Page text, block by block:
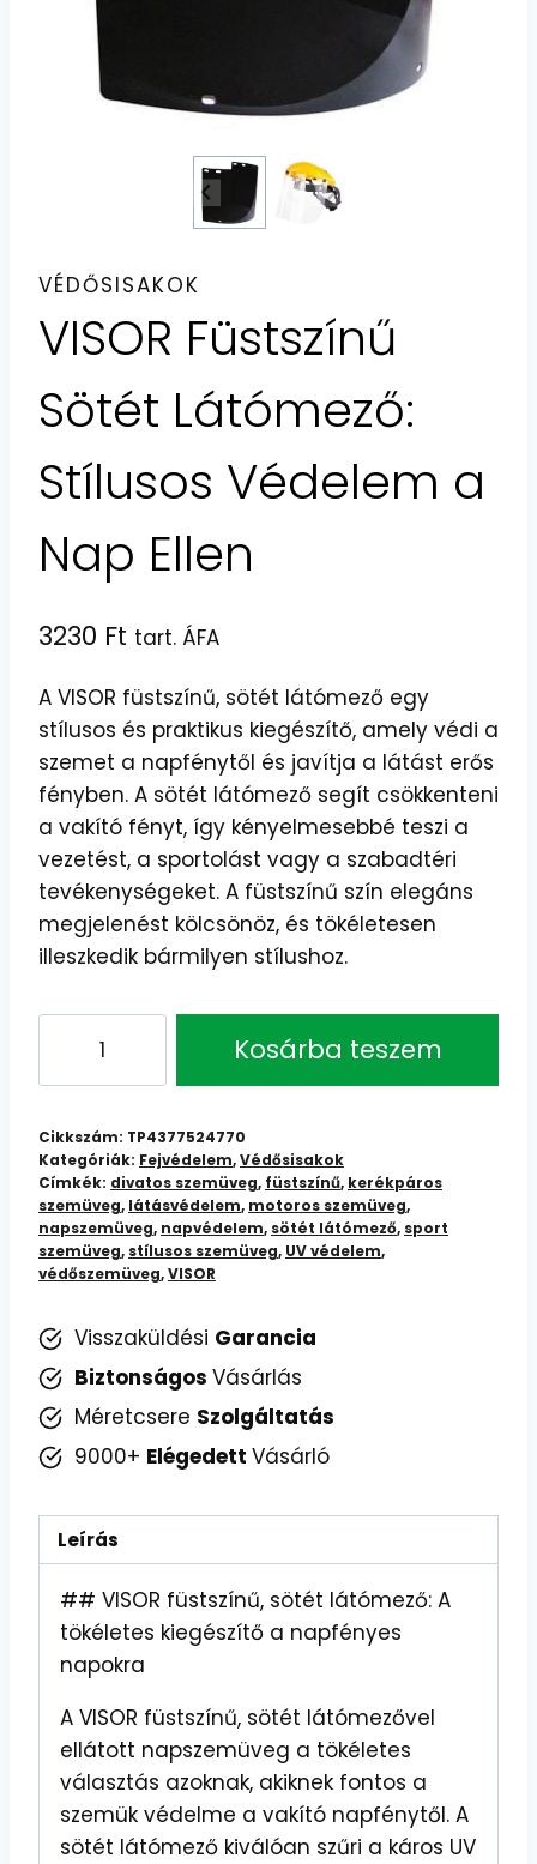
VÉDŐSISAKOK
VISOR Füstszínű
Sötét Látómező:
Stílusos Védelem a
Nap Ellen
3230 Ft tart. ÁFA
A VISOR füstszínű, sötét látómező egy
stílusos és praktikus kiegészítő, amely védi a
szemet a napfénytől és javítja a látást erős
fényben. A sötét látómező segít csökkenteni
a vakító fényt, így kényelmesebbé teszi a
vezetést, a sportolást vagy a szabadtéri
tevékenységeket. A füstszínű szín elegáns
megjelenést kölcsönöz, és tökéletesen
illeszkedik bármilyen stílushoz.
Füstszínű
Sötét
Látómező:
Stílusos
Védelem
a
Nap
Ellen
mennyiség
Kosárba teszem
Cikkszám: TP4377524770
Kategóriák: Fejvédelem,Védősisakok
Címkék: divatos szemüveg, füstszínű, kerékpáros
szemüveg, látásvédelem, motoros szemüveg,
napszemüveg, napvédelem, sötét látómező, sport
szemüveg, stílusos szemüveg, UV védelem,
védőszemüveg,VISOR
Visszaküldési Garancia
Biztonságos Vásárlás
Méretcsere Szolgáltatás
9000+ Elégedett Vásárló
Leírás
## VISOR füstszínű, sötét látómező: A
tökéletes kiegészítő a napfényes
napokra
A VISOR füstszínű, sötét látómezővel
ellátott napszemüveg a tökéletes
választás azoknak, akiknek fontos a
szemük védelme a vakító napfénytől. A
sötét látómező kiválóan szűri a káros UV